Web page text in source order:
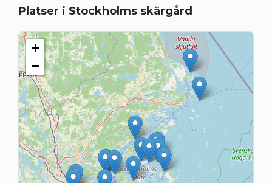
Platser i Stockholms skärgård
+
−